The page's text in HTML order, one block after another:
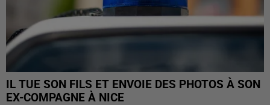
IL TUE SON FILS ET ENVOIE DES PHOTOS À SON
EX-COMPAGNE À NICE